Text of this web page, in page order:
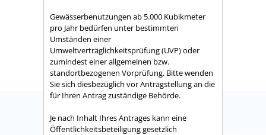
Gewässerbenutzungen ab 5.000 Kubikmeter
pro Jahr bedürfen unter bestimmten
Umständen einer
Umweltverträglichkeitsprüfung (UVP) oder
zumindest einer allgemeinen bzw.
standortbezogenen Vorprüfung. Bitte wenden
Sie sich diesbezüglich vor Antragstellung an die
für Ihren Antrag zuständige Behörde.
Je nach Inhalt Ihres Antrages kann eine
Öffentlichkeitsbeteiligung gesetzlich